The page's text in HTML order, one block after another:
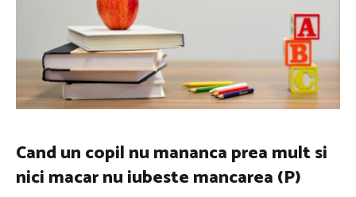
Cand un copil nu mananca prea mult si
nici macar nu iubeste mancarea (P)